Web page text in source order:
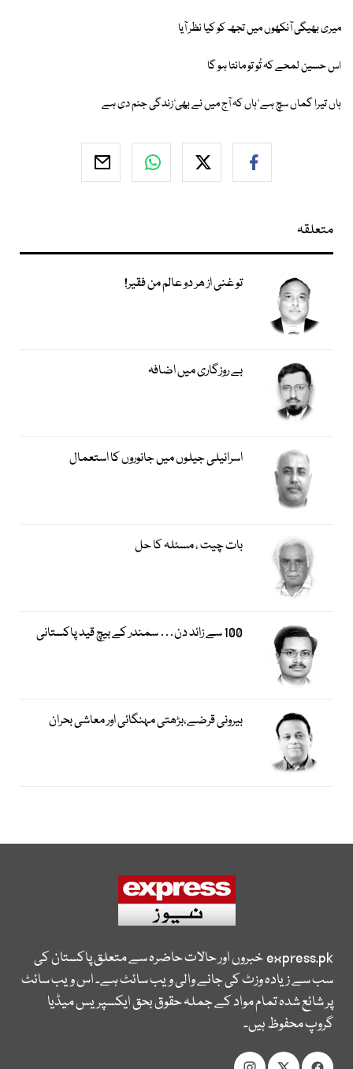
میری بھیگی آنکھوں میں تجھ کو کیا نظر آیا
اس حسین لمحے کہ تُو تو مانتا ہو گا
ہاں تیرا گماں سچ ہے ٗ ہاں کہ آج میں نے بھیٗ زندگی جنم دی ہے
متعلقہ
تو غنی از ھر دو عالم من فقیر!
بے روزگاری میں اضافہ
اسرائیلی جیلوں میں جانوروں کا استعمال
بات چیت ، مسئلہ کا حل
100 سے زائد دن… سمندر کے بیچ قید پاکستانی
بیرونی قرضے،بڑھتی مہنگائی اور معاشی بحران
express.pkخبروں اور حالات حاضرہ سے متعلق پاکستان کی
سب سے زیادہ وزٹ کی جانے والی ویب سائٹ ہے۔ اس ویب سائٹ
پر شائع شدہ تمام مواد کے جملہ حقوق بحق ایکسپریس میڈیا
گروپ محفوظ ہیں۔